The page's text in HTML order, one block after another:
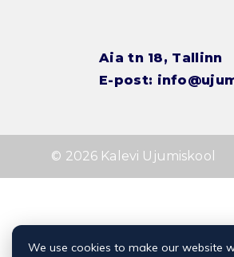
Aia tn 18, Tallinn
E-post:
© 2026 Kalevi Ujumiskool
We use cookies to make our website